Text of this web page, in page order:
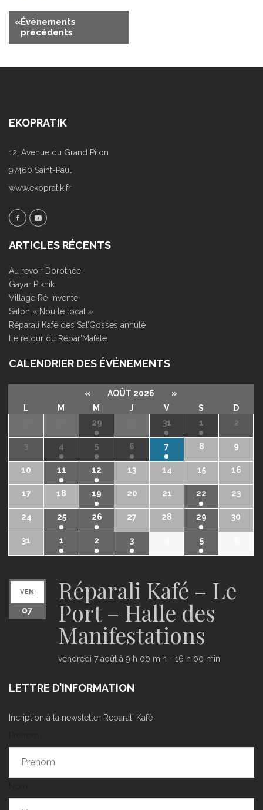
Navigation
de
liste
«Évènements
précédents
EKOPRATIK
12, Avenue du Grand Piton
97460 Saint-Paul
www.ekopratik.fr
ARTICLES RÉCENTS
Au revoir Dorothée
Gayar Piknik
Village Ré-invente
Salon « Nou lé local »
Réparali Kafé des Sal’Gosses annulé
Le retour du Répar’Mafate
CALENDRIER DES ÉVÉNEMENTS
« AOÛT 2026
»
L
M M J V S
D
29 31 1 2
3 4 5 6 7 8 9
10 11 12 13 14 15 16
17 18 19 20 21 22 23
24 25 26 27 28 29 30
31 1 2 3 5
VEN
07
Réparali Kafé – Le
Port – Halle des
Manifestations
vendredi 7 août à 9 h 00 min - 16 h 00 min
LETTRE D’INFORMATION
Incription à la newsletter Reparali Kafé